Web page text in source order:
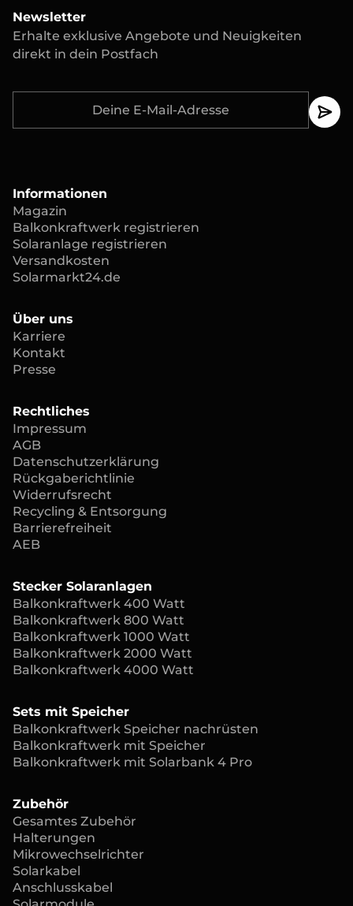
Informationen
Magazin
Balkonkraftwerk registrieren
Solaranlage registrieren
Versandkosten
Solarmarkt24.de
Über uns
Karriere
Kontakt
Presse
Rechtliches
Impressum
AGB
Datenschutzerklärung
Rückgaberichtlinie
Widerrufsrecht
Recycling & Entsorgung
Barrierefreiheit
AEB
Stecker Solaranlagen
Balkonkraftwerk 400 Watt
Balkonkraftwerk 800 Watt
Balkonkraftwerk 1000 Watt
Balkonkraftwerk 2000 Watt
Balkonkraftwerk 4000 Watt
Sets mit Speicher
Balkonkraftwerk Speicher nachrüsten
Balkonkraftwerk mit Speicher
Balkonkraftwerk mit Solarbank 4 Pro
Zubehör
Gesamtes Zubehör
Halterungen
Mikrowechselrichter
Solarkabel
Anschlusskabel
Newsletter
Erhalte exklusive Angebote und Neuigkeiten
direkt in dein Postfach